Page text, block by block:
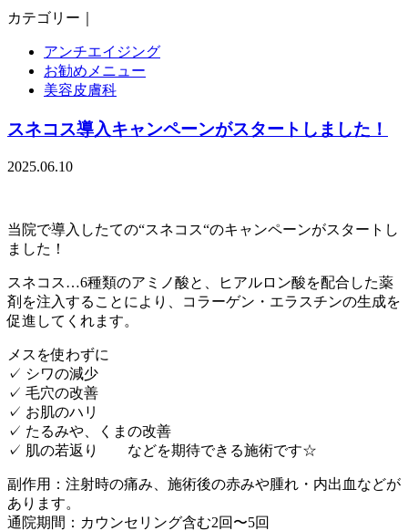
カテゴリー｜
アンチエイジング
お勧めメニュー
美容皮膚科
スネコス導入キャンペーンがスタートしました！
2025.06.10
当院で導入したての“スネコス“のキャンペーンがスタートし
ました！
スネコス…6種類のアミノ酸と、ヒアルロン酸を配合した薬
剤を注入することにより、コラーゲン・エラスチンの生成を
促進してくれます。
メスを使わずに
✓ シワの減少
✓ 毛穴の改善
✓ お肌のハリ
✓ たるみや、くまの改善
✓ 肌の若返り などを期待できる施術です☆
副作用：注射時の痛み、施術後の赤みや腫れ・内出血などが
あります。
通院期間：カウンセリング含む2回〜5回